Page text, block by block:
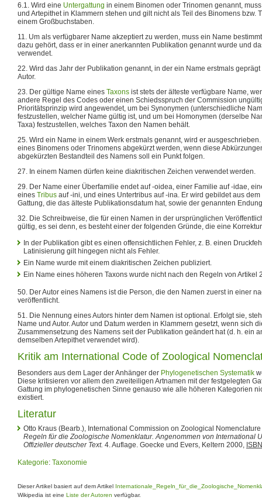
6.1. Wird eine Untergattung in einem Binomen oder Trinomen genannt,
und Artepithet in Klammern stehen und gilt nicht als Teil des Binomens bzw.
einem Großbuchstaben.
11. Um als verfügbarer Name akzeptiert zu werden, muss ein Name
dazu gehört, dass er in einer anerkannten Publikation genannt wurde und
verwendet.
22. Wird das Jahr der Publikation genannt, in der ein Name erstmals
Autor.
23. Der gültige Name eines Taxons ist stets der älteste verfügbare Name,
andere Regel des Codes oder einen Schiedsspruch der Commission
Prioritätsprinzip wird angewendet, um bei Synonymen (unterschiedliche
festzustellen, welcher Name gültig ist, und um bei Homonymen (derselbe
Taxa) festzustellen, welches Taxon den Namen behält.
25. Wird ein Name in einem Werk erstmals genannt, wird er
eines Binomens oder Trinomens abgekürzt werden, wenn diese
abgekürzten Bestandteil des Namens soll ein Punkt folgen.
27. In einem Namen dürfen keine diakritischen Zeichen verwendet werden.
29. Der Name einer Überfamilie endet auf -oidea, einer Familie auf -idae,
eines Tribus auf -ini, und eines Untertribus auf -ina. Er wird gebildet aus
Gattung, die das älteste Publikationsdatum hat, sowie der genannten
32. Die Schreibweise, die für einen Namen in der ursprünglichen
gültig, es sei denn, es besteht einer der folgenden Gründe, die eine
In der Publikation gibt es einen offensichtlichen Fehler, z. B. einen
Latinisierung gilt hingegen nicht als Fehler.
Ein Name wurde mit einem diakritischen Zeichen publiziert.
Ein Name eines höheren Taxons wurde nicht nach den Regeln von Artikel
50. Der Autor eines Namens ist die Person, die den Namen zuerst in einer
veröffentlicht.
51. Die Nennung eines Autors hinter dem Namen ist optional. Erfolgt sie,
Name und Autor. Autor und Datum werden in Klammern gesetzt, wenn sich
Zusammensetzung des Namens seit der Publikation geändert hat (d. h. ein
demselben Artepithet verwendet wird).
Kritik am International Code of Zoological
Besonders aus dem Lager der Anhänger der Phylogenetischen Systematik
Diese kritisieren vor allem den zweiteiligen Artnamen mit der festgelegten
Gattung im phylogenetischen Sinne genauso wie alle höheren Kategorien
existiert.
Literatur
Otto Kraus (Bearb.), International Commission on Zoological
Regeln für die Zoologische Nomenklatur. Angenommen von International
Offizieller deutscher Text. 4. Auflage. Goecke und Evers, Keltern 2000,
Kategorie: Taxonomie
Dieser Artikel basiert auf dem Artikel
Wikipedia ist eine Liste der Autoren verfügbar.